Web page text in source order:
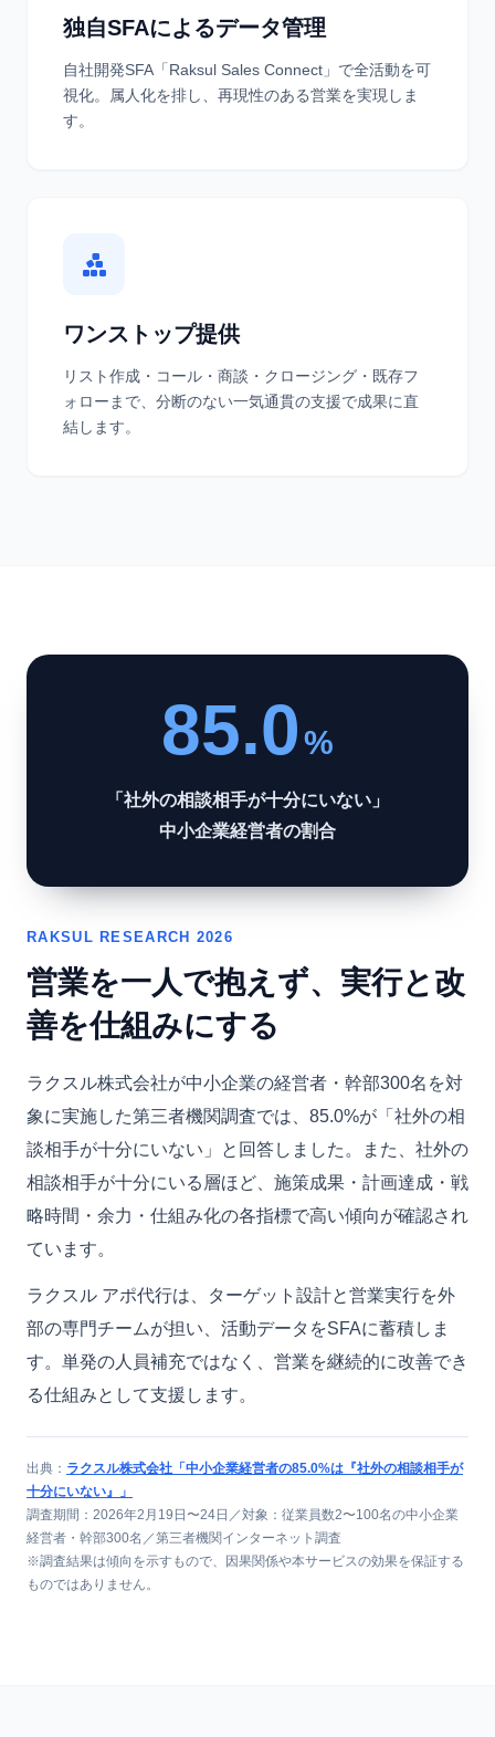
独自SFAによるデータ管理
自社開発SFA「Raksul Sales Connect」で全活動を可
視化。属人化を排し、再現性のある営業を実現しま
す。
ワンストップ提供
リスト作成・コール・商談・クロージング・既存フ
ォローまで、分断のない一気通貫の支援で成果に直
結します。
85.0%
「社外の相談相手が十分にいない」
中小企業経営者の割合
RAKSUL RESEARCH 2026
営業を一人で抱えず、実行と改
善を仕組みにする
ラクスル株式会社が中小企業の経営者・幹部300名を対
象に実施した第三者機関調査では、85.0%が「社外の相
談相手が十分にいない」と回答しました。また、社外の
相談相手が十分にいる層ほど、施策成果・計画達成・戦
略時間・余力・仕組み化の各指標で高い傾向が確認され
ています。
ラクスル アポ代行は、ターゲット設計と営業実行を外
部の専門チームが担い、活動データをSFAに蓄積しま
す。単発の人員補充ではなく、営業を継続的に改善でき
る仕組みとして支援します。
出典： ラクスル株式会社「中小企業経営者の85.0%は『社外の相談相手が
十分にいない』」
調査期間：2026年2月19日〜24日／対象：従業員数2〜100名の中小企業
経営者・幹部300名／第三者機関インターネット調査
※調査結果は傾向を示すもので、因果関係や本サービスの効果を保証する
ものではありません。